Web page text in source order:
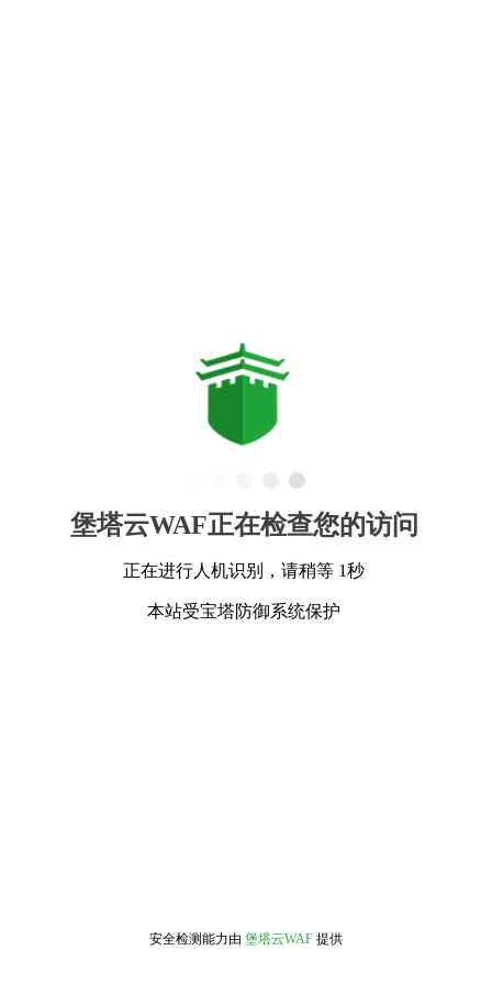
堡塔云WAF正在检查您的访问
正在进行人机识别，请稍等 1秒
本站受宝塔防御系统保护
安全检测能力由 堡塔云WAF 提供